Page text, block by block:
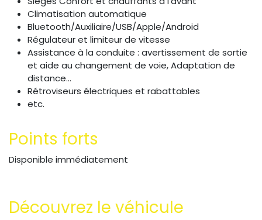
Climatisation automatique
Bluetooth/Auxiliaire/USB/Apple/Android
Régulateur et limiteur de vitesse
Assistance à la conduite : avertissement de sortie
et aide au changement de voie, Adaptation de
distance...
Rétroviseurs électriques et rabattables
etc.
Points forts
Disponible immédiatement
Découvrez le véhicule